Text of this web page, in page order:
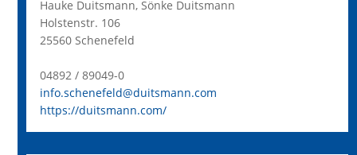
Hauke Duitsmann, Sönke Duitsmann
Holstenstr. 106
25560 Schenefeld
04892 / 89049-0
info.schenefeld@duitsmann.com
https://duitsmann.com/